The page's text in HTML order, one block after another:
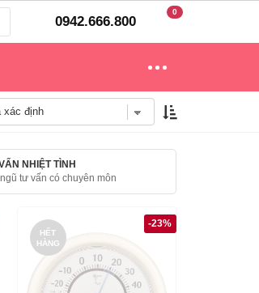
0942.666.800
0
NHIỆT TÌNH
tư vấn có chuyên môn
HẾT
HÀNG
-23%